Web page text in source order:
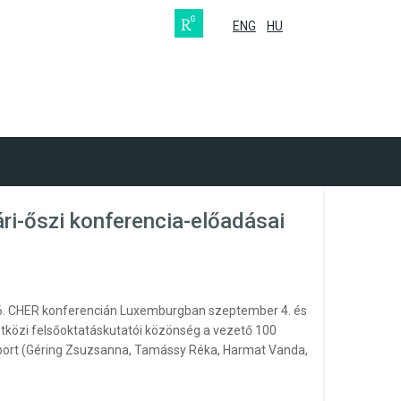
ENG HU
őszi konferencia-előadásai
konferencián Luxemburgban szeptember 4. és
felsőoktatáskutatói közönség a vezető 100
(Géring Zsuzsanna, Tamássy Réka, Harmat Vanda,